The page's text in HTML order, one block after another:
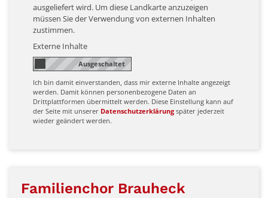
ausgeliefert wird. Um diese Landkarte anzuzeigen
müssen Sie der Verwendung von externen Inhalten
zustimmen.
Externe Inhalte
Ich bin damit einverstanden, dass mir externe Inhalte angezeigt
werden. Damit können personenbezogene Daten an
Drittplattformen übermittelt werden. Diese Einstellung kann auf
der Seite mit unserer Datenschutzerklärung später jederzeit
wieder geändert werden.
Familienchor Brauheck